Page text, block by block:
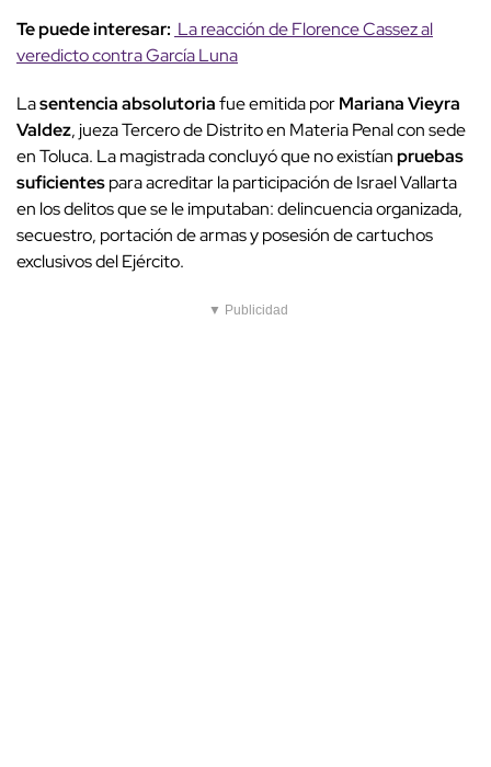
Te puede interesar: La reacción de Florence Cassez al
veredicto contra García Luna
Lasentencia absolutoriafue emitida porMariana Vieyra
Valdez, jueza Tercero de Distrito en Materia Penal con sede
en Toluca. La magistrada concluyó que no existíanpruebas
suficientespara acreditar la participación de Israel Vallarta
en los delitos que se le imputaban: delincuencia organizada,
secuestro, portación de armas y posesión de cartuchos
exclusivos del Ejército.
▼ Publicidad